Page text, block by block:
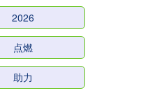
2026
点燃
助力